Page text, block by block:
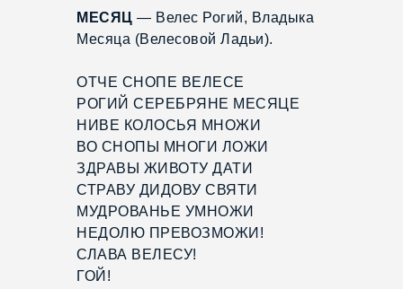
МЕСЯЦ — Велес Рогий, Владыка
Месяца (Велесовой Ладьи).
ОТЧЕ СНОПЕ ВЕЛЕСЕ
РОГИЙ СЕРЕБРЯНЕ МЕСЯЦЕ
НИВЕ КОЛОСЬЯ МНОЖИ
ВО СНОПЫ МНОГИ ЛОЖИ
ЗДРАВЫ ЖИВОТУ ДАТИ
СТРАВУ ДИДОВУ СВЯТИ
МУДРОВАНЬЕ УМНОЖИ
НЕДОЛЮ ПРЕВОЗМОЖИ!
СЛАВА ВЕЛЕСУ!
ГОЙ!